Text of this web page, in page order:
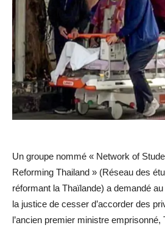
Un groupe nommé « Network of
Reforming Thailand » (Réseau des
réformant la Thaïlande) a demandé
la justice de cesser d’accorder des
l’ancien premier ministre